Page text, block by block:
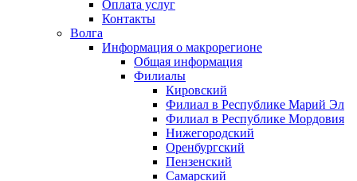
Оплата услуг
Контакты
Волга
Информация о макрорегионе
Общая информация
Филиалы
Кировский
Филиал в Республике Марий Эл
Филиал в Республике Мордовия
Нижегородский
Оренбургский
Пензенский
Самарский